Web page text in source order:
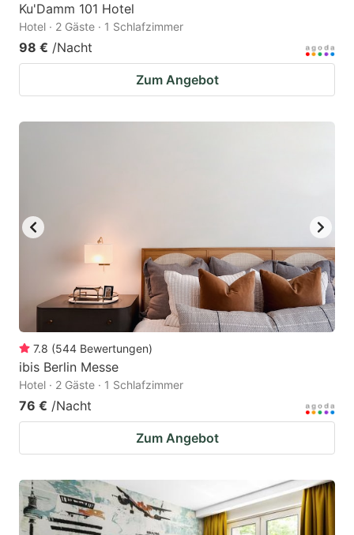
Ku'Damm 101 Hotel
Hotel · 2 Gäste · 1 Schlafzimmer
98 € /Nacht
Zum Angebot
7.8 (544 Bewertungen)
ibis Berlin Messe
Hotel · 2 Gäste · 1 Schlafzimmer
76 € /Nacht
Zum Angebot